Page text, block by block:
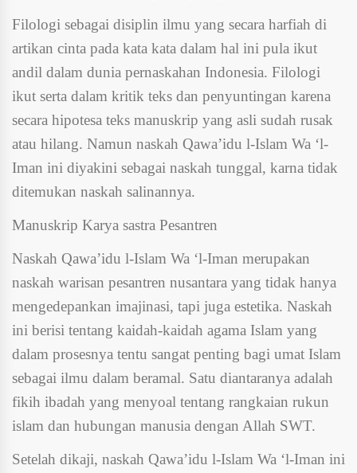
Filologi sebagai disiplin ilmu yang secara harfiah di
artikan cinta pada kata kata dalam hal ini pula ikut
andil dalam dunia pernaskahan Indonesia. Filologi
ikut serta dalam kritik teks dan penyuntingan karena
secara hipotesa teks manuskrip yang asli sudah rusak
atau hilang. Namun naskah Qawa’idu l-Islam Wa ‘l-
Iman ini diyakini sebagai naskah tunggal, karna tidak
ditemukan naskah salinannya.
Manuskrip Karya sastra Pesantren
Naskah Qawa’idu l-Islam Wa ‘l-Iman merupakan
naskah warisan pesantren nusantara yang tidak hanya
mengedepankan imajinasi, tapi juga estetika. Naskah
ini berisi tentang kaidah-kaidah agama Islam yang
dalam prosesnya tentu sangat penting bagi umat Islam
sebagai ilmu dalam beramal. Satu diantaranya adalah
fikih ibadah yang menyoal tentang rangkaian rukun
islam dan hubungan manusia dengan Allah SWT.
Setelah dikaji, naskah Qawa’idu l-Islam Wa ‘l-Iman ini